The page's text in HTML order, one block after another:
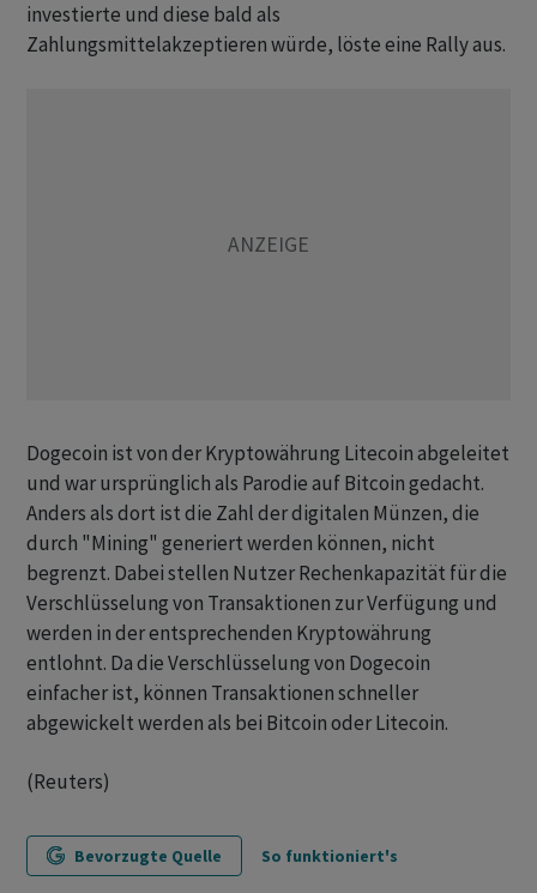
investierte und diese bald als
Zahlungsmittelakzeptieren würde, löste eine Rally aus.
Dogecoin ist von der Kryptowährung Litecoin abgeleitet
und war ursprünglich als Parodie auf Bitcoin gedacht.
Anders als dort ist die Zahl der digitalen Münzen, die
durch "Mining" generiert werden können, nicht
begrenzt. Dabei stellen Nutzer Rechenkapazität für die
Verschlüsselung von Transaktionen zur Verfügung und
werden in der entsprechenden Kryptowährung
entlohnt. Da die Verschlüsselung von Dogecoin
einfacher ist, können Transaktionen schneller
abgewickelt werden als bei Bitcoin oder Litecoin.
(Reuters)
Bevorzugte Quelle So funktioniert's